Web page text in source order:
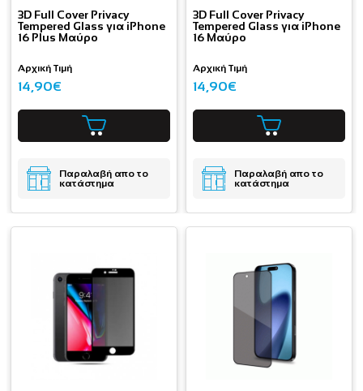
3D Full Cover Privacy
Tempered Glass για iPhone
16 Plus Μαύρο
Αρχική Τιμή
14,90€
Παραλαβή απο το
κατάστημα
3D Full Cover Privacy
Tempered Glass για iPhone
16 Μαύρο
Αρχική Τιμή
14,90€
Παραλαβή απο το
κατάστημα